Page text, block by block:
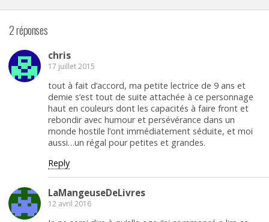
2 réponses
chris
17 juillet 2015
tout à fait d’accord, ma petite lectrice de 9 ans et
demie s’est tout de suite attachée à ce personnage
haut en couleurs dont les capacités à faire front et
rebondir avec humour et persévérance dans un
monde hostile l’ont immédiatement séduite, et moi
aussi…un régal pour petites et grandes.
Reply
LaMangeuseDeLivres
12 avril 2016